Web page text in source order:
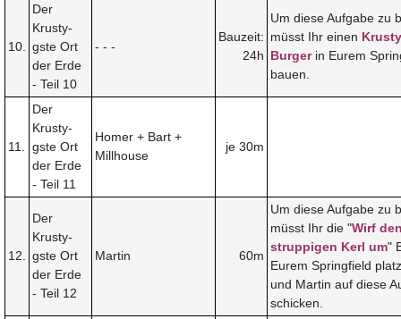
10.
Der
Krusty-
gste Ort
der Erde
- Teil 10
- - -
Bauzeit:
24h
Um diese Aufgabe zu
müsst Ihr einen
Burgerin Eurem
bauen.
11.
Der
Krusty-
gste Ort
der Erde
- Teil 11
Homer + Bart +
Millhouse
je 30m
12.
Der
Krusty-
gste Ort
der Erde
- Teil 12
Martin 60m
Um diese Aufgabe zu
müsst Ihr die "Wirf
struppigen Kerl um"
Eurem Springfield
und Martin auf diese
schicken.